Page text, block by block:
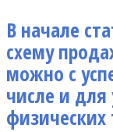
В начале
схему
можно с
числе и
физических